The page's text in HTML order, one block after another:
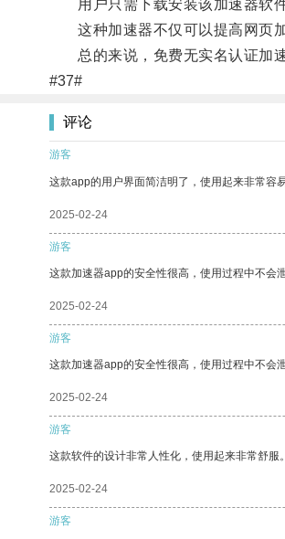
用户只需下载安装该加速器软件
这种加速器不仅可以提高网页加
总的来说，免费无实名认证加速
#37#
评论
游客
这款app的用户界面简洁明了，使用起来非常容
2025-02-24
游客
这款加速器app的安全性很高，使用过程中不会
2025-02-24
游客
这款加速器app的安全性很高，使用过程中不会
2025-02-24
游客
这款软件的设计非常人性化，使用起来非常舒服。
2025-02-24
游客